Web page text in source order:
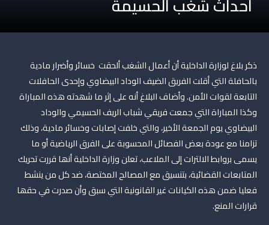
ذكر بلاغ لوزارة الداخلية أن أعمال الشغب ألحقت خسائر وأضرار مادیة
بالحافلة التي أقلت الفریق الضیف الوداد البيضاوي وإحدى الحافلات
التابعة لقوات الأمن. وأضاف البلاغ أنه على إثر ما شھدته ھذه المباراة
وكذا المباراة التي جمعت فریقي شباب الریف الحسیمي والوداد
البیضاوي یوم الجمعة الأخیر، والتي خلفت إصابات وخسائر مادیة، وذلك
تزامنا مع عودة بعض الفصائل المحسوبة على الفرق الریاضیة أو ما
یسمى بروابط الالترات إلى الملاعب، تعلن وزارة الداخلیة أنھا قررت تحریك
المتابعات القضائیة، بتنسیق مع المصالح المختصة، ضد كل من ینشط
فعلیا ضمن ھذه الكیانات غیر القانونیة التي سبق وأن صدرت في حقھا
قرارات المنع.